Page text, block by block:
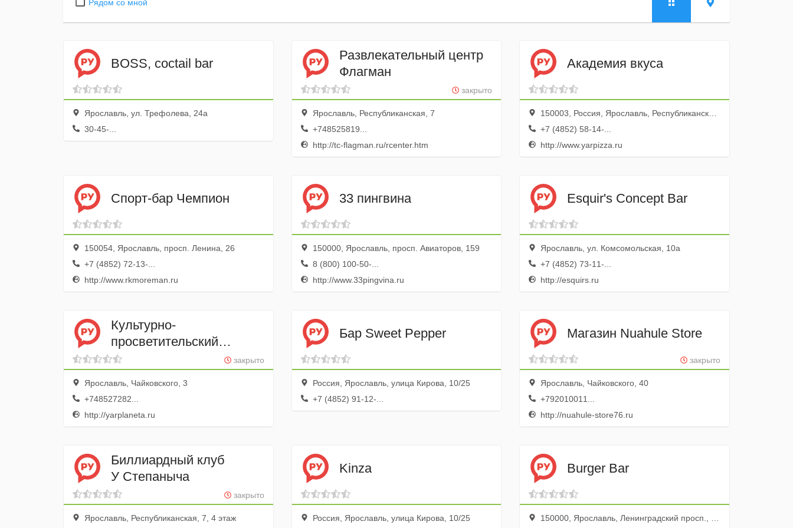
Рядом со мной
BOSS, сoctail bar
Ярославль, ул. Трефолева, 24а
30-45-...
Развлекательный центр
Флагман
закрыто
Ярославль, Республиканская, 7
+748525819...
http://tc-flagman.ru/rcenter.htm
Академия вкуса
150003, Россия, Ярославль, Республиканская улица, 3к5А
+7 (4852) 58-14-...
http://www.yarpizza.ru
Спорт-бар Чемпион
150054, Ярославль, просп. Ленина, 26
+7 (4852) 72-13-...
http://www.rkmoreman.ru
33 пингвина
150000, Ярославль, просп. Авиаторов, 159
8 (800) 100-50-...
http://www.33pingvina.ru
Esquir's Concept Bar
Ярославль, ул. Комсомольская, 10а
+7 (4852) 73-11-...
http://esquirs.ru
Культурно-
просветительский
центр им. В.В.
Терешковой
закрыто
Ярославль, Чайковского, 3
+748527282...
http://yarplaneta.ru
Бар Sweet Pepper
Россия, Ярославль, улица Кирова, 10/25
+7 (4852) 91-12-...
Магазин Nuahule Store
закрыто
Ярославль, Чайковского, 40
+792010011...
http://nuahule-store76.ru
Биллиардный клуб
У Степаныча
закрыто
Ярославль, Республиканская, 7, 4 этаж
Kinza
Россия, Ярославль, улица Кирова, 10/25
Burger Bar
150000, Ярославль, Ленинградский просп., 123